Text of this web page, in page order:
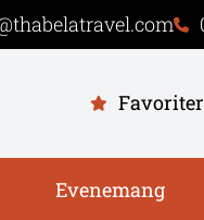
Favoriter
Evenemang